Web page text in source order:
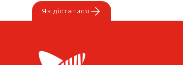
Як дістатися